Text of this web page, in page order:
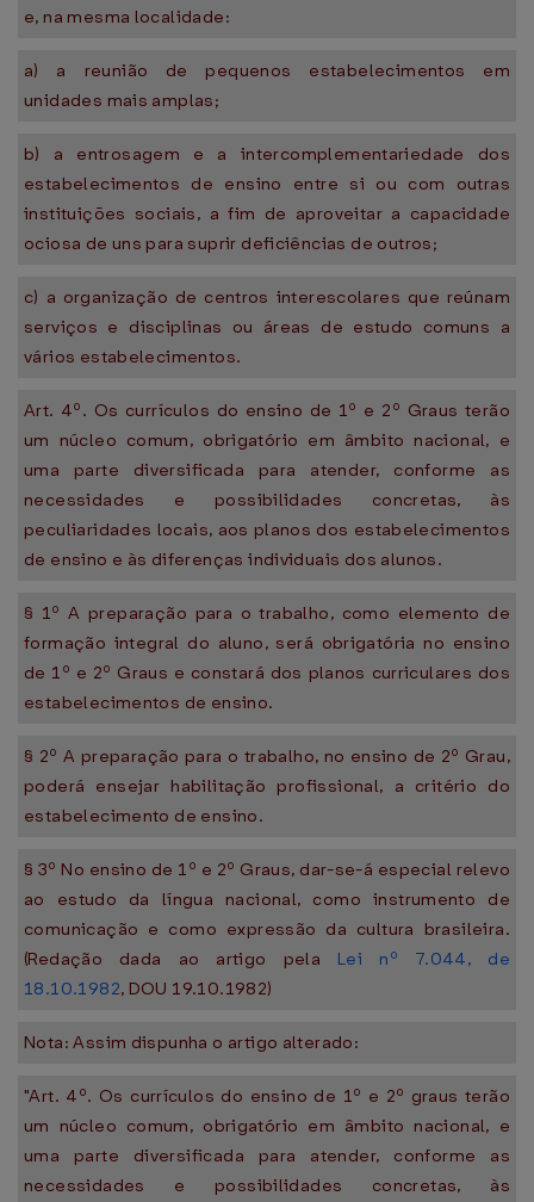
e, na mesma localidade:
a) a reunião de pequenos estabelecimentos em
unidades mais amplas;
b) a entrosagem e a intercomplementariedade dos
estabelecimentos de ensino entre si ou com outras
instituições sociais, a fim de aproveitar a capacidade
ociosa de uns para suprir deficiências de outros;
c) a organização de centros interescolares que reúnam
serviços e disciplinas ou áreas de estudo comuns a
vários estabelecimentos.
Art. 4º. Os currículos do ensino de 1º e 2º Graus terão
um núcleo comum, obrigatório em âmbito nacional, e
uma parte diversificada para atender, conforme as
necessidades e possibilidades concretas, às
peculiaridades locais, aos planos dos estabelecimentos
de ensino e às diferenças individuais dos alunos.
§ 1º A preparação para o trabalho, como elemento de
formação integral do aluno, será obrigatória no ensino
de 1º e 2º Graus e constará dos planos curriculares dos
estabelecimentos de ensino.
§ 2º A preparação para o trabalho, no ensino de 2º Grau,
poderá ensejar habilitação profissional, a critério do
estabelecimento de ensino.
§ 3º No ensino de 1º e 2º Graus, dar-se-á especial relevo
ao estudo da língua nacional, como instrumento de
comunicação e como expressão da cultura brasileira.
(Redação dada ao artigo pela Lei nº 7.044, de
18.10.1982, DOU 19.10.1982)
Nota: Assim dispunha o artigo alterado:
"Art. 4º. Os currículos do ensino de 1º e 2º graus terão
um núcleo comum, obrigatório em âmbito nacional, e
uma parte diversificada para atender, conforme as
necessidades e possibilidades concretas, às